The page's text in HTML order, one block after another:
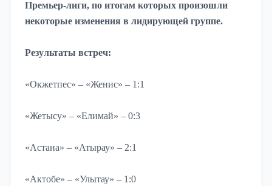
Премьер-лиги, по итогам которых произошли
некоторые изменения в лидирующей группе.
Результаты встреч:
«Окжетпес» – «Женис» – 1:1
«Жетысу» – «Елимай» – 0:3
«Астана» – «Атырау» – 2:1
«Актобе» – «Улытау» – 1:0